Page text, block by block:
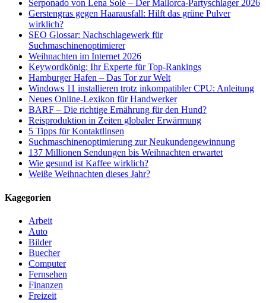
Serponado von Lena Solé – Der Mallorca-Partyschlager 2026
Gerstengras gegen Haarausfall: Hilft das grüne Pulver
wirklich?
SEO Glossar: Nachschlagewerk für
Suchmaschinenoptimierer
Weihnachten im Internet 2026
Keywordkönig: Ihr Experte für Top-Rankings
Hamburger Hafen – Das Tor zur Welt
Windows 11 installieren trotz inkompatibler CPU: Anleitung
Neues Online-Lexikon für Handwerker
BARF – Die richtige Ernährung für den Hund?
Reisproduktion in Zeiten globaler Erwärmung
5 Tipps für Kontaktlinsen
Suchmaschinenoptimierung zur Neukundengewinnung
137 Millionen Sendungen bis Weihnachten erwartet
Wie gesund ist Kaffee wirklich?
Weiße Weihnachten dieses Jahr?
Kagegorien
Arbeit
Auto
Bilder
Buecher
Computer
Fernsehen
Finanzen
Freizeit